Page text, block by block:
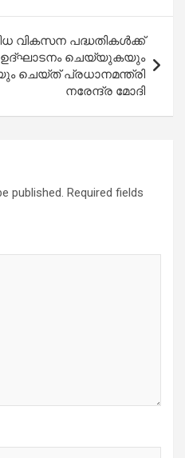
വികസന പദ്ധതികൾക്ക്
ഉദ്ഘാടനം ചെയ്യുകയും
പ്രധാനമന്ത്രി
നരേന്ദ്ര മോദി
published. Required fields